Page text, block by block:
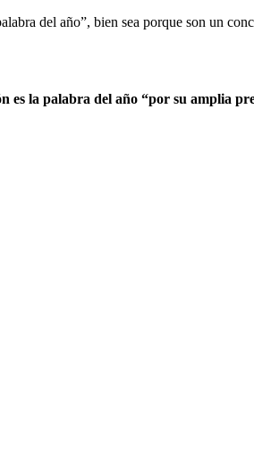
del año”, bien sea porque son un
la palabra del año “por su amplia